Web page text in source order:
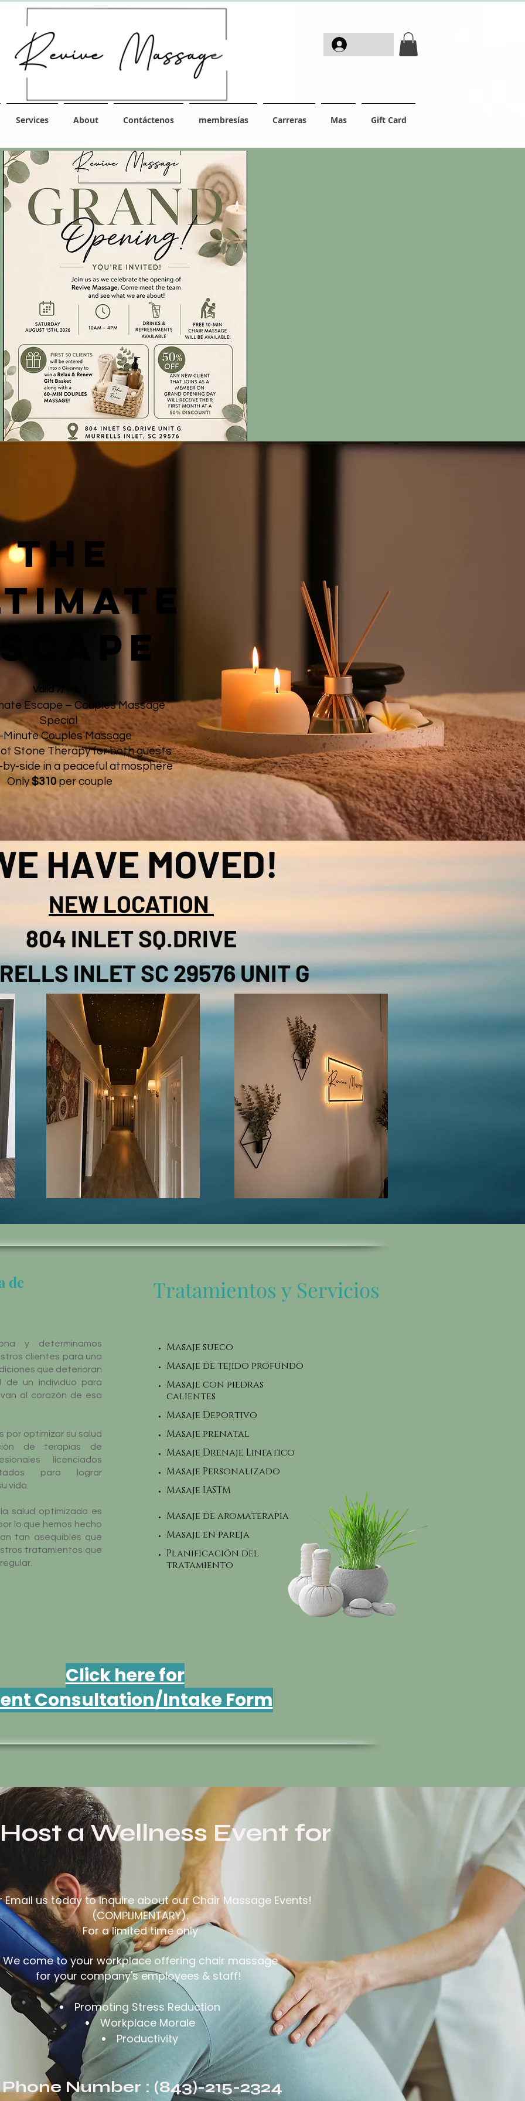
Services About Contáctenos membresías Carreras Mas Gift Card
Iniciar sesión
the
Valid 7/1-9/1
Escape – Couples Massage
Special
Minute Couples Massage
Stone Therapy for both guests
by-side in a peaceful atmosphere
Only$310per couple
HAVE MOVED!
NEW LOCATION
804 INLET SQ.DRIVE
INLET SC 29576 UNIT G
de Tratamientos y Servicios
y determinamos
clientes para una
que deterioran
de un individuo para
al corazón de esa
por optimizar su salud
de terapias de
licenciados
para lograr
vida.
salud optimizada es
lo que hemos hecho
tan asequibles que
tratamientos que
Masaje sueco
Masaje de tejido profundo
Masaje con piedras
calientes
Masaje Deportivo
​Masaje prenatal​
Masaje Drenaje Linfatico
Masaje Personalizado
Masaje IASTM
Masaje de aromaterapia
Masaje en pareja
Planificación del
tratamiento
Click here for
Consultation/Intake Form
a Wellness Event for
Email us today to Inquire about our Chair Massage Events!
(COMPLIMENTARY).
For a limited time only
We come to your workplace offering chair massage
for your company's employees & staff!
Promoting Stress Reduction
Workplace Morale
Productivity
Number : (843)-215-2324